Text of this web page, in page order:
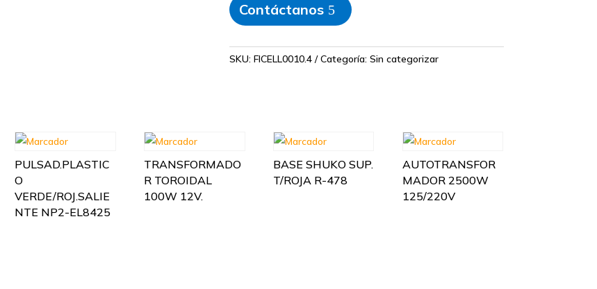
Contáctanos
SKU: FICELL0010.4 Categoría: Sin categorizar
PULSAD.PLASTIC
O
VERDE/ROJ.SALIE
NTE NP2-EL8425
TRANSFORMADO
R TOROIDAL
100W 12V.
BASE SHUKO SUP.
T/ROJA R-478
AUTOTRANSFOR
MADOR 2500W
125/220V